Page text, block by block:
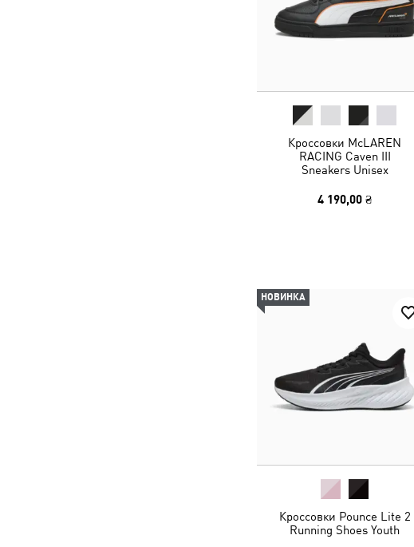
Кроссовки McLAREN
RACING Caven III
Sneakers Unisex
4 190,00 ₴
НОВИНКА
Кроссовки Pounce Lite 2
Running Shoes Youth